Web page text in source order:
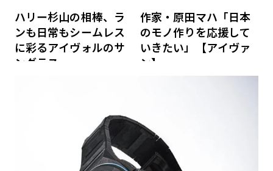
ハリー杉山の相棒、ラ
ンも日常もシームレス
に彩るアイヴォルのサ
ングラス
作家・原田マハ「日本
のモノ作りを応援して
いきたい」【アイヴァ
ン】